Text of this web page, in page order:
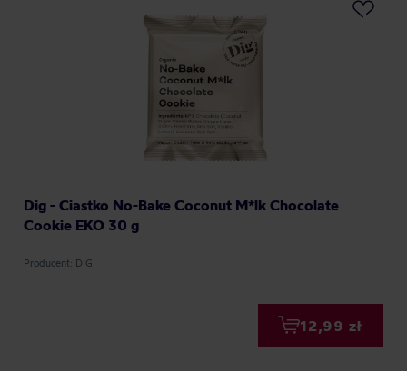
Dig - Ciastko No-Bake Coconut M*lk Chocolate
Cookie EKO 30 g
Producent: DIG
12,99 zł